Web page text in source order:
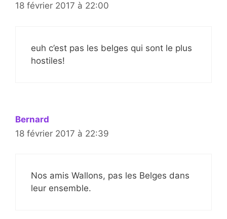
18 février 2017 à 22:00
euh c’est pas les belges qui sont le plus
hostiles!
Bernard
18 février 2017 à 22:39
Nos amis Wallons, pas les Belges dans
leur ensemble.